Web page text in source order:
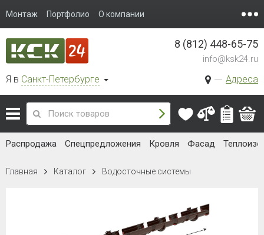
Монтаж Портфолио О компании
Я в Санкт-Петербурге Адреса
8 (812) 448-65-75
info@ksk24.ru
Распродажа Спецпредложения Кровля Фасад
Главная Каталог Водосточные системы